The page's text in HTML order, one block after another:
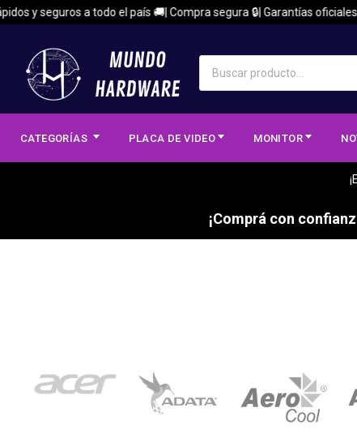
y seguros a todo el país 🚚| Compra segura 🔒| Garantías oficiales
CATEGORÍAS PLACA DE VIDEO MONITOR
¡Comprá con